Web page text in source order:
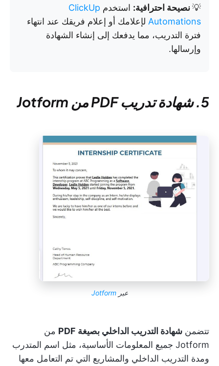
💡نصيحة احترافية: استخدم ClickUp
Automations لإعلامك أو إعلام فريقك عند انتهاء
فترة التدريب، مما يدفعك إلى إنشاء الشهادة
وإرسالها.
5. شهادة تدريب PDF من Jotform
عبر Jotform
تتضمن شهادة التدريب الداخلي بصيغة PDF
من
Jotform جميع المعلومات الأساسية، مثل اسم المتدرب
ومدة التدريب الداخلي والمشاريع التي تم التعامل معها